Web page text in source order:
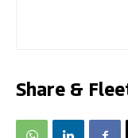
Share &